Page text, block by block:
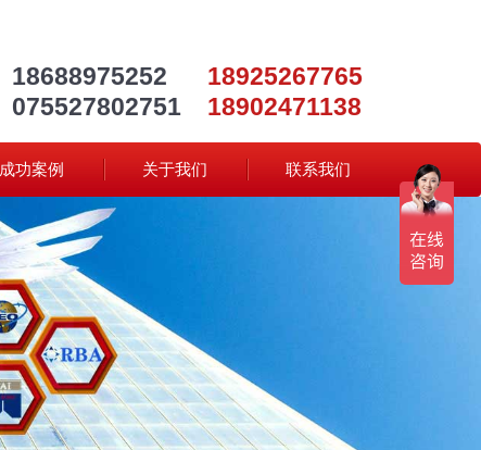
18688975252
075527802751
18925267765
18902471138
成功案例 关于我们 联系我们